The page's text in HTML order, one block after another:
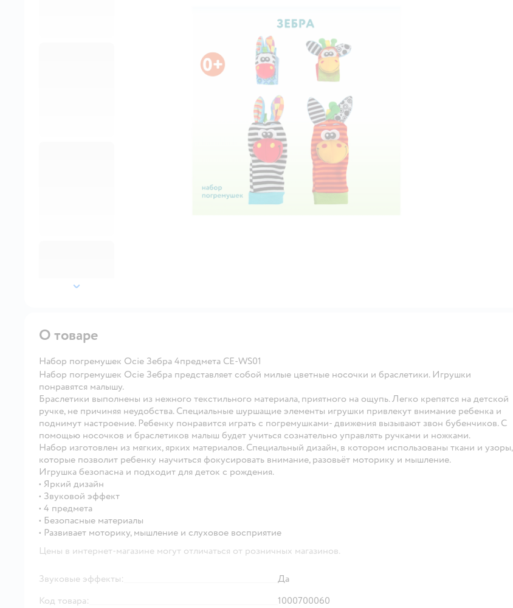
далее
О товаре
Набор погремушек Ocie Зебра 4предмета CE-WS01
Набор погремушек Ocie Зебра представляет собой милые цветные носочки и браслетики. Игрушки
понравятся малышу.
Браслетики выполнены из нежного текстильного материала, приятного на ощупь. Легко крепятся на детской
ручке, не причиняя неудобства. Специальные шуршащие элементы игрушки привлекут внимание ребенка и
поднимут настроение. Ребенку понравится играть с погремушками- движения вызывают звон бубенчиков. С
помощью носочков и браслетиков малыш будет учиться сознательно управлять ручками и ножками.
Набор изготовлен из мягких, ярких материалов. Специальный дизайн, в котором использованы ткани и узоры,
которые позволит ребенку научиться фокусировать внимание, разовьёт моторику и мышление.
Игрушка безопасна и подходит для деток с рождения.
• Яркий дизайн
• Звуковой эффект
• 4 предмета
• Безопасные материалы
• Развивает моторику, мышление и слуховое восприятие
Цены в интернет-магазине могут отличаться от розничных магазинов.
Звуковые эффекты:
Да
Код товара:
1000700060